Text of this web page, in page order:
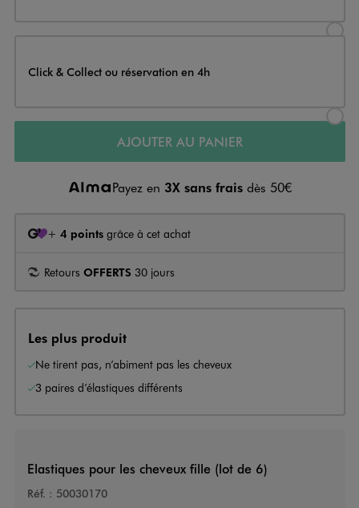
Click & Collect ou réservation en 4h
AJOUTER AU PANIER
Payez en 3X sans frais dès 50€
+ 4 points grâce à cet achat
Retours OFFERTS 30 jours
Les plus produit
Ne tirent pas, n’abiment pas les cheveux
3 paires d’élastiques différents
Elastiques pour les cheveux fille (lot de 6)
Réf. : 50030170